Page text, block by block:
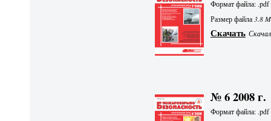
Формат файла: .pdf
Размер файла3.8
Скачать
№ 6 2008 г.
Формат файла: .pdf